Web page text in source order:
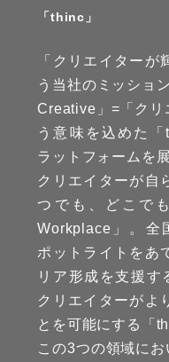
「thinc」
「クリエイター
う当社のミッショ
Creative」=「クリ
う意味を込めた
ラットフォームを
クリエイターが自
つでも、どこで
Workplace」。全
ポットライトをあ
リア形成を支援す
クリエイターがよ
とを可能にする「
この3つの領域に